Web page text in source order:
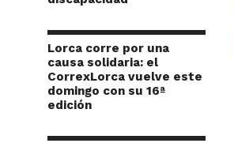
Lorca corre por una
causa solidaria: el
CorrexLorca vuelve este
domingo con su 16ª
edición